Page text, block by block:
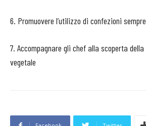
6. Promuovere l’utilizzo di confezioni
7. Accompagnare gli chef alla scoperta
vegetale